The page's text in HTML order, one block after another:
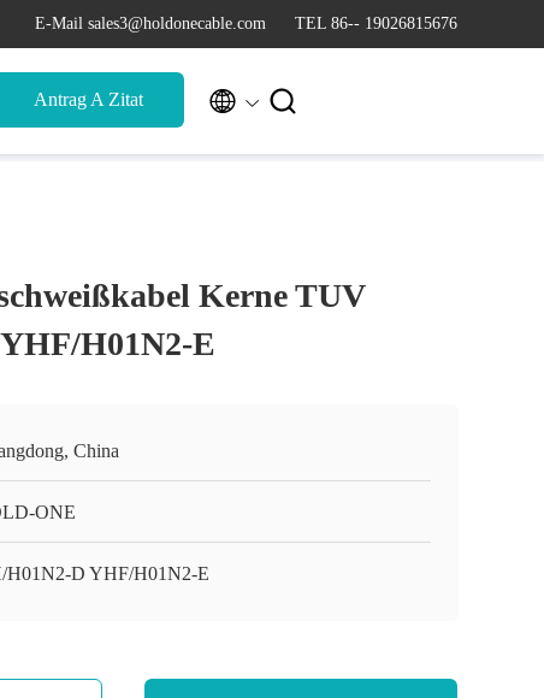
E-Mail sales3@holdonecable.com TEL 86-- 19026815676
Antrag A Zitat  
Kerne TUV
H01N2-E
China
ONE
H01N2-D YHF/H01N2-E